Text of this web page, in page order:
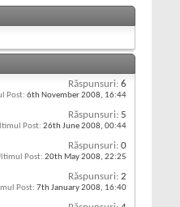
Răspunsuri: 6
Post: 6th November 2008, 16:44
Răspunsuri: 5
Post: 26th June 2008, 00:44
Răspunsuri: 0
Post: 20th May 2008, 22:25
Răspunsuri: 2
Post: 7th January 2008, 16:40